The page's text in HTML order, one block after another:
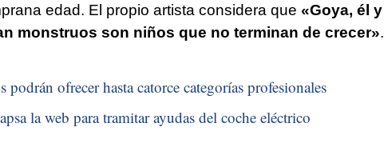
edad. El propio artista considera que «Goya, él y
monstruos son niños que no terminan de crecer».
ofrecer hasta catorce categorías profesionales
la web para tramitar ayudas del coche eléctrico